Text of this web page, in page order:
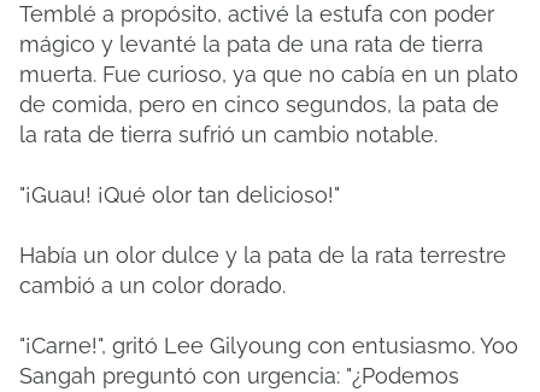
Temblé a propósito, activé la estufa con poder
mágico y levanté la pata de una rata de tierra
muerta. Fue curioso, ya que no cabía en un plato
de comida, pero en cinco segundos, la pata de
la rata de tierra sufrió un cambio notable.
"¡Guau! ¡Qué olor tan delicioso!"
Había un olor dulce y la pata de la rata terrestre
cambió a un color dorado.
"¡Carne!", gritó Lee Gilyoung con entusiasmo. Yoo
Sangah preguntó con urgencia: "¿Podemos